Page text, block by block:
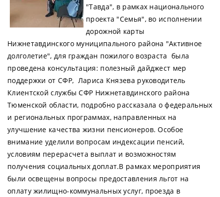
"Тавда", в рамках национального
проекта "Семья", во исполнении
дорожной карты
Нижнетавдинского муниципального района "Активное
долголетие", для граждан пожилого возраста была
проведена консультация: полезный дайджест мер
поддержки от СФР, Лариса Князева руководитель
Клиентской службы СФР Нижнетавдинского района
Тюменской области, подробно рассказала о федеральных
и региональных программах, направленных на
улучшение качества жизни пенсионеров. Особое
внимание уделили вопросам индексации пенсий,
условиям перерасчета выплат и возможностям
получения социальных доплат.В рамках мероприятия
были освещены вопросы предоставления льгот на
оплату жилищно-коммунальных услуг, проезда в